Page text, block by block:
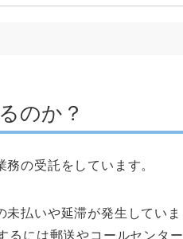
のか？
の受託をしています。
払いや延滞が発生していま
るには郵送やコールセンター